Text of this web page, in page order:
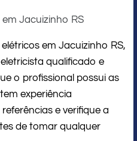
Jacuizinho RS
em Jacuizinho RS,
qualificado e
o profissional possui as
experiência
e verifique a
de tomar qualquer